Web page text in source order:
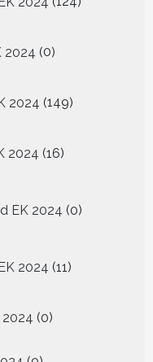
2024 0
producten
2024 149149
2024 16
producten
EK 2024 0
producten
2024 11
producten
2024 00
0